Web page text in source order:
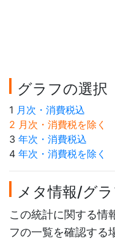
グラフの選択
1 月次・消費税込
2 月次・消費税を除く
3 年次・消費税込
4 年次・消費税を除く
メタ情報/グ
この統計に関する情
フの一覧を確認する